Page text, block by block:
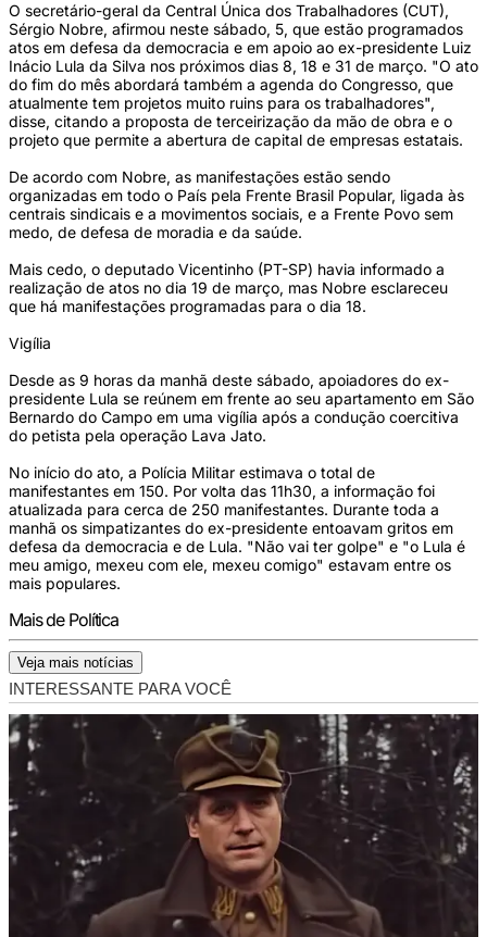
O secretário-geral da Central Única dos Trabalhadores (CUT),
Sérgio Nobre, afirmou neste sábado, 5, que estão programados
atos em defesa da democracia e em apoio ao ex-presidente Luiz
Inácio Lula da Silva nos próximos dias 8, 18 e 31 de março. "O ato
do fim do mês abordará também a agenda do Congresso, que
atualmente tem projetos muito ruins para os trabalhadores",
disse, citando a proposta de terceirização da mão de obra e o
projeto que permite a abertura de capital de empresas estatais.
De acordo com Nobre, as manifestações estão sendo
organizadas em todo o País pela Frente Brasil Popular, ligada às
centrais sindicais e a movimentos sociais, e a Frente Povo sem
medo, de defesa de moradia e da saúde.
Mais cedo, o deputado Vicentinho (PT-SP) havia informado a
realização de atos no dia 19 de março, mas Nobre esclareceu
que há manifestações programadas para o dia 18.
Vigília
Desde as 9 horas da manhã deste sábado, apoiadores do ex-
presidente Lula se reúnem em frente ao seu apartamento em São
Bernardo do Campo em uma vigília após a condução coercitiva
do petista pela operação Lava Jato.
No início do ato, a Polícia Militar estimava o total de
manifestantes em 150. Por volta das 11h30, a informação foi
atualizada para cerca de 250 manifestantes. Durante toda a
manhã os simpatizantes do ex-presidente entoavam gritos em
defesa da democracia e de Lula. "Não vai ter golpe" e "o Lula é
meu amigo, mexeu com ele, mexeu comigo" estavam entre os
mais populares.
Mais de Política
Veja mais notícias